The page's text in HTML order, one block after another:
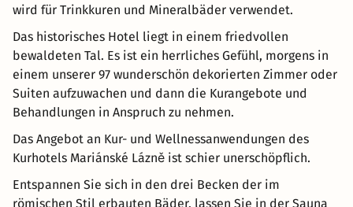
wird für Trinkkuren und Mineralbäder verwendet.
Das historisches Hotel liegt in einem friedvollen
bewaldeten Tal. Es ist ein herrliches Gefühl, morgens in
einem unserer 97 wunderschön dekorierten Zimmer oder
Suiten aufzuwachen und dann die Kurangebote und
Behandlungen in Anspruch zu nehmen.
Das Angebot an Kur- und Wellnessanwendungen des
Kurhotels Mariánské Lázně ist schier unerschöpflich.
Entspannen Sie sich in den drei Becken der im
römischen Stil erbauten Bäder, lassen Sie in der Sauna